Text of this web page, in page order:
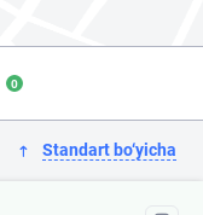
0
Standart bo‘yicha